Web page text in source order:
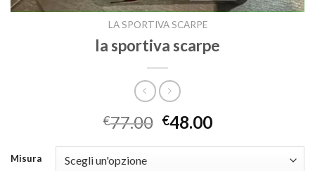
LA SPORTIVA SCARPE
la sportiva scarpe
€77.00 €48.00
Misura